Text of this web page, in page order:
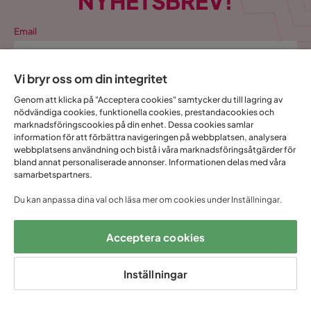
Email
Prenumerera
Genom att fylla i min mailadress bekräftar jag att jag vill ha Trademax
nyhetsbrev och godkänner att Trademax behandlar mina
personuppgifter för att kunna skicka marknadsföringsmaterial som
anpassats till mig enligt Trademax
Ja, tack! Jag vill även skapa ett konto till Mina
sidor.
Allt detta och mycket mer:
Personliga erbjudanden online & i butik
Vi bryr oss om din integritet
Genom att klicka på "Acceptera cookies" samtycker du till lagring av
nödvändiga cookies, funktionella cookies, prestandacookies och
marknadsföringscookies på din enhet. Dessa cookies samlar
information för att förbättra navigeringen på webbplatsen, analysera
webbplatsens användning och bistå i våra marknadsföringsåtgärder för
bland annat personaliserade annonser. Informationen delas med våra
samarbetspartners.
Du kan anpassa dina val och läsa mer om cookies under Inställningar.
Acceptera cookies
Inställningar